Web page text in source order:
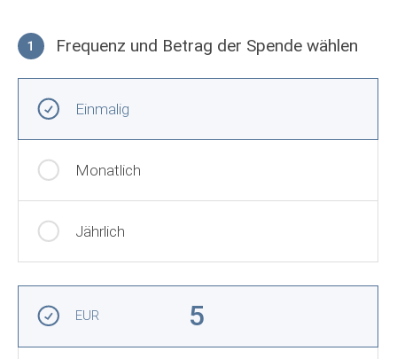
1 Frequenz und Betrag der Spende wählen
Einmalig
Monatlich
Jährlich
EUR 5